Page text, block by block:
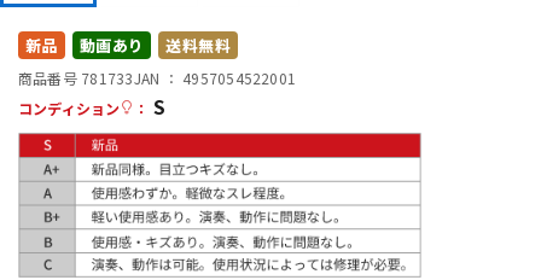
中古
新品 動画あり 送料無料
商品番号 781733JAN ： 4957054522001
コンディション
： S